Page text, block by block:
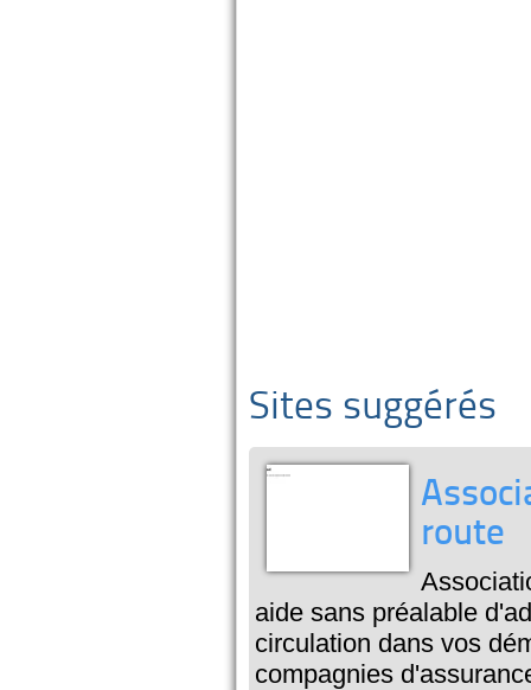
Sites suggérés
route
aide sans préalable
circulation dans vos
compagnies